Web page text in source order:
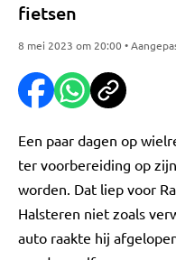
fietsen
8 mei 2023 om 20:00 •
Een paar dagen op
ter voorbereiding op
worden. Dat liep voor
Halsteren niet zoals
auto raakte hij